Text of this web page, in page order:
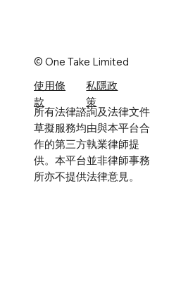
© One Take Limited
使用條
款
所有法律諮詢及法律文件
草擬服務均由與本平台合
作的第三方執業律師提
供。本平台並非律師事務
所亦不提供法律意見。
​私隱政
策